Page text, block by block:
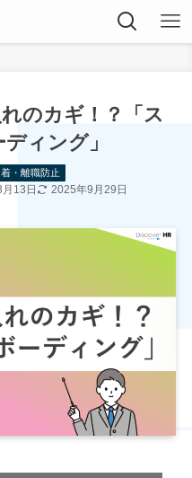
のカギ！？「ス
ィング」
・離職防止
13日 2025年9月29日